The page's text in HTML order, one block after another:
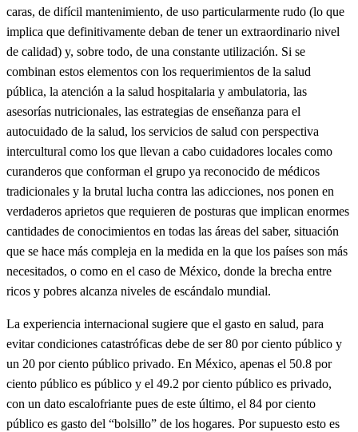
caras, de difícil mantenimiento, de uso particularmente rudo (lo que
implica que definitivamente deban de tener un extraordinario nivel
de calidad) y, sobre todo, de una constante utilización. Si se
combinan estos elementos con los requerimientos de la salud
pública, la atención a la salud hospitalaria y ambulatoria, las
asesorías nutricionales, las estrategias de enseñanza para el
autocuidado de la salud, los servicios de salud con perspectiva
intercultural como los que llevan a cabo cuidadores locales como
curanderos que conforman el grupo ya reconocido de médicos
tradicionales y la brutal lucha contra las adicciones, nos ponen en
verdaderos aprietos que requieren de posturas que implican enormes
cantidades de conocimientos en todas las áreas del saber, situación
que se hace más compleja en la medida en la que los países son más
necesitados, o como en el caso de México, donde la brecha entre
ricos y pobres alcanza niveles de escándalo mundial.
La experiencia internacional sugiere que el gasto en salud, para
evitar condiciones catastróficas debe de ser 80 por ciento público y
un 20 por ciento público privado. En México, apenas el 50.8 por
ciento público es público y el 49.2 por ciento público es privado,
con un dato escalofriante pues de este último, el 84 por ciento
público es gasto del “bolsillo” de los hogares. Por supuesto esto es